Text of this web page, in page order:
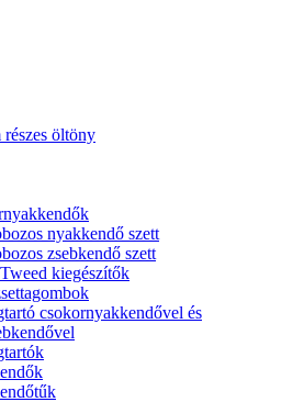
öltöny
nyakkendő szett
zsebkendő szett
kiegészítők
csokornyakkendővel és